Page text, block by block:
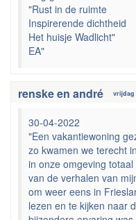
"Rust in de ruimte
Inspirerende dichtheid
Het huisje Wadlicht"
EA"
renske en andré vrijdag
30-04-2022
"Een vakantiewoning
zo kwamen we terecht
in onze omgeving
van de verhalen van
om weer eens in
lezen en te kijken naar